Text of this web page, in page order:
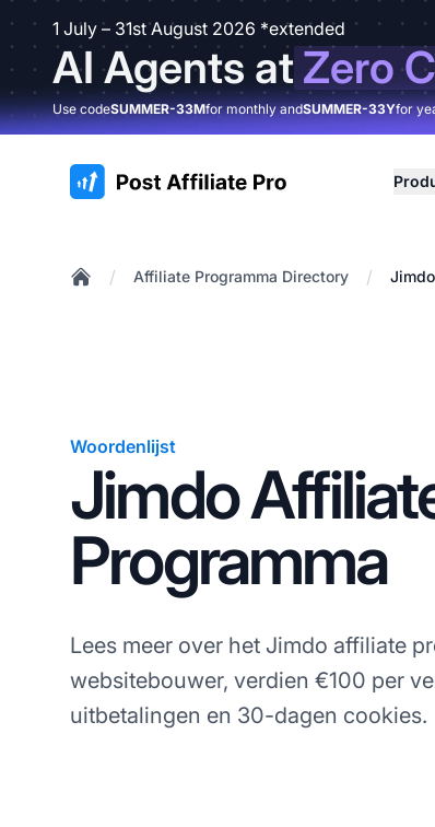
1 July – 31st August 2026 *extended
AI Agents atZero
Use codeSUMMER-33Mfor monthly andSUMMER-33Yfor
:site.title
/ Affiliate Programma Directory /
Woordenlijst
Jimdo
Programma
Lees meer over het Jimdo affiliate
websitebouwer, verdien €100 per
uitbetalingen en 30-dagen cookies.